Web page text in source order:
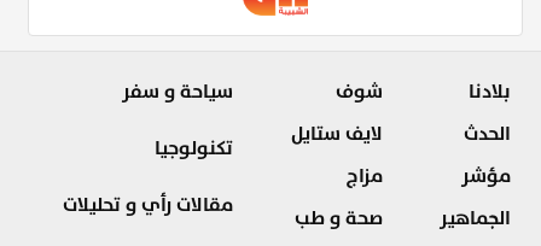
بلادنا
الحدث
مؤشر
الجماهير
شوف
لايف ستايل
مزاج
صحة و طب
سياحة و سفر
تكنولوجيا
مقالات رأي و تحليلات